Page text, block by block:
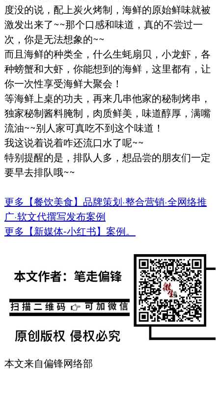
度没的说，配上炭火烤制，海鲜的原始鲜味就被
激发出来了~~那个口感和味道，真的不尝过一
次，你是无法想象的~~
而且海鲜的种类全，什么生蚝扇贝，小龙虾，各
种螃蟹和大虾，你能想到的海鲜，这里都有，让
你一次性享受海鲜大聚会！
等海鲜上桌的功夫，再来几串他家的秘制烤串，
独家秘制酱料腌制，肉质鲜美，味道醇厚，满嘴
流油~~别人家可真吃不到这个味道！
我这说着说着咋还流口水了呢~~
特别提醒的是，排队人多，想品尝的朋友们一定
要早去排队哦~~
更多【餐饮美食】品牌策划·整合营销·全网络推
广·软文代撰写发布案例
更多【新媒体-小红书】案例。
本文来自偏锋网络部